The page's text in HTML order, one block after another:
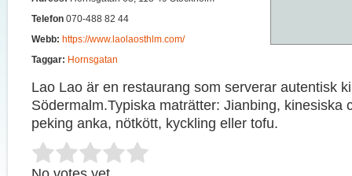
Telefon 070-488 82 44
Webb: https://www.laolaosthlm.com/
Taggar: Hornsgatan
Lao Lao är en restaurang som serverar autentisk
Södermalm.Typiska maträtter: Jianbing, kinesiska
peking anka, nötkött, kyckling eller tofu.
Rate this item: Submit Rating